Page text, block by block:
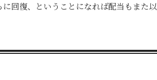
回復、ということになれば配当もまた以